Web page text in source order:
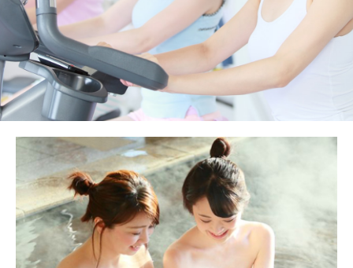
フィットネスジム
お問い合わせ